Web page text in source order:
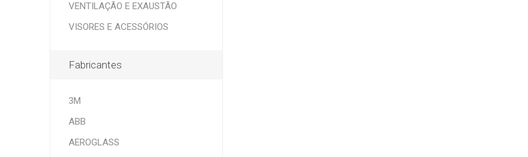
VENTILAÇÃO E EXAUSTÃO
VISORES E ACESSÓRIOS
Fabricantes
3M
ABB
AEROGLASS